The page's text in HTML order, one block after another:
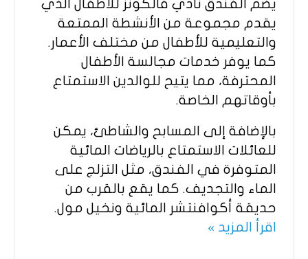
يضم الفندق نادي فالكونز للأطفال الذي
يقدم مجموعة من الأنشطة الممتعة
والتعليمية للأطفال من مختلف الأعمار.
كما يوفر خدمات مجالسة الأطفال
المحترفة، مما يتيح للوالدين الاستمتاع
بأوقاتهم الخاصة.
بالإضافة إلى المسابح والشاطئ، يمكن
للعائلات الاستمتاع بالرياضات المائية
المتوفرة في الفندق، مثل التزلج على
الماء والتجديف. كما يقع بالقرب من
حديقة أكوافنتشر المائية ونخيل مول.
اقرأ المزيد »